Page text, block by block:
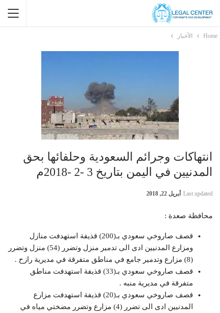
Home الأخبار
انتهاكات وجرائم السعودية وحلفائها بحق
المدنيين في اليمن بتاريخ 3 -2 -2018م
Last updated أبريل 22, 2018
محافظة صعدة :
قصف صاروخي سعودي بـ(200) قذيفة استهدفت منازل
ومزارع المدنيين ادى الى تدمير منزل وتضرر (54) منزل وتضرر
(8) مزارع وتدمير جامع في مناطق متفرقة في مديرية رازح .
قصف صاروخي سعودي بـ(33) قذيفة استهدفت مناطق
متفرقة في مديرية منبه .
قصف صاروخي سعودي بـ(20) قذيفة استهدفت مزارع
المدنيين ادى الى تضرر (4) مزارع وتضرر مضختي مياه في